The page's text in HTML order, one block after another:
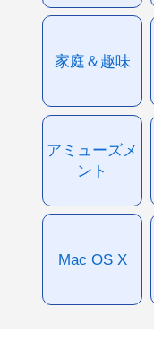
家庭＆趣味
アミューズメ
ント
Mac OS X